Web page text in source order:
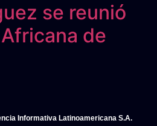
se reunió
de
Informativa Latinoamericana S.A.